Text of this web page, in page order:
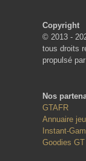
Copyright
© 2013 -
tous droits
propulsé par
Nos
GTAFR
Annuaire
Instant-
Goodies GT